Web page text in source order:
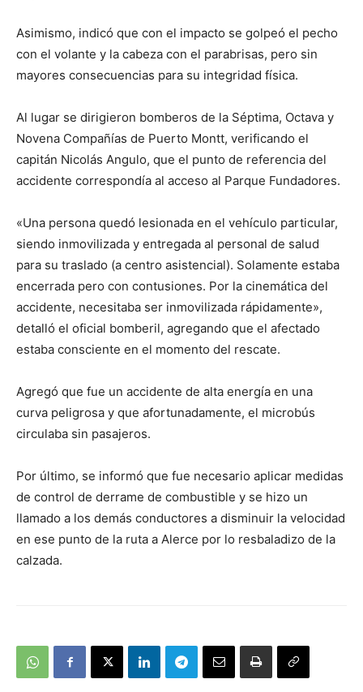
Asimismo, indicó que con el impacto se golpeó el pecho
con el volante y la cabeza con el parabrisas, pero sin
mayores consecuencias para su integridad física.
Al lugar se dirigieron bomberos de la Séptima, Octava y
Novena Compañías de Puerto Montt, verificando el
capitán Nicolás Angulo, que el punto de referencia del
accidente correspondía al acceso al Parque Fundadores.
«Una persona quedó lesionada en el vehículo particular,
siendo inmovilizada y entregada al personal de salud
para su traslado (a centro asistencial). Solamente estaba
encerrada pero con contusiones. Por la cinemática del
accidente, necesitaba ser inmovilizada rápidamente»,
detalló el oficial bomberil, agregando que el afectado
estaba consciente en el momento del rescate.
Agregó que fue un accidente de alta energía en una
curva peligrosa y que afortunadamente, el microbús
circulaba sin pasajeros.
Por último, se informó que fue necesario aplicar medidas
de control de derrame de combustible y se hizo un
llamado a los demás conductores a disminuir la velocidad
en ese punto de la ruta a Alerce por lo resbaladizo de la
calzada.